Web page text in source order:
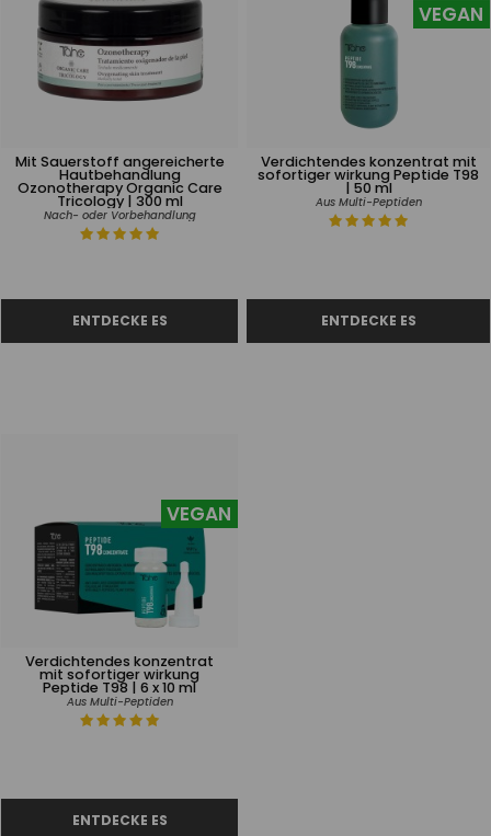
Mit Sauerstoff angereicherte
Hautbehandlung
Ozonotherapy Organic Care
Tricology | 300 ml
Nach- oder Vorbehandlung
Verdichtendes konzentrat mit
sofortiger wirkung Peptide T98
| 50 ml
Aus Multi-Peptiden
VEGAN
Verdichtendes konzentrat
mit sofortiger wirkung
Peptide T98 | 6 x 10 ml
Aus Multi-Peptiden
VEGAN